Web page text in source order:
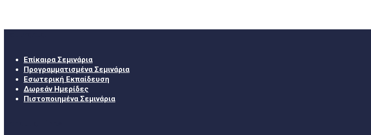
Επίκαιρα Σεμινάρια
Προγραμματισμένα Σεμινάρια
Εσωτερική Εκπαίδευση
Δωρεάν Ημερίδες
Πιστοποιημένα Σεμινάρια